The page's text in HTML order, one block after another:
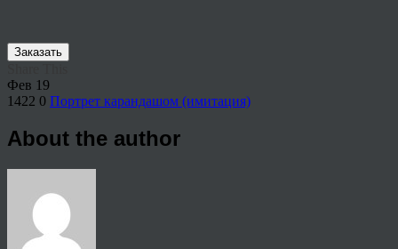
Заказать
Фев 19
1422 0 Портрет карандашом (имитация)
About the author